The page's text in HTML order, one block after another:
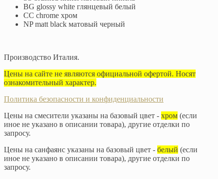
BG glossy white глянцевый белый
CC chrome хром
NP matt black матовый черный
Производство Италия.
Цены на сайте не являются официальной офертой. Носят
ознакомительный характер.
Политика безопасности и конфиденциальности
Цены на смесители указаны на базовый цвет - хром (если
иное не указано в описании товара), другие отделки по
запросу.
Цены на санфаянс указаны на базовый цвет - белый (если
иное не указано в описании товара), другие отделки по
запросу.